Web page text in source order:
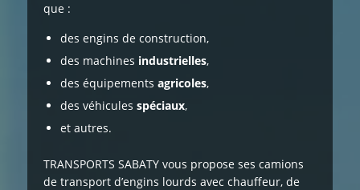
que :
des engins de construction,
des machines industrielles,
des équipements agricoles,
des véhicules spéciaux,
et autres.
TRANSPORTS SABATY vous propose ses camions
de transport d’engins lourds avec chauffeur, de